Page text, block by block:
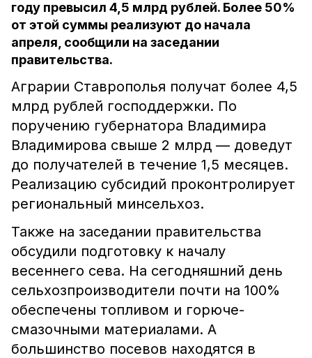
году превысил 4,5 млрд рублей. Более 50%
от этой суммы реализуют до начала
апреля, сообщили на заседании
правительства.
Аграрии Ставрополья получат более 4,5
млрд рублей господдержки. По
поручению губернатора Владимира
Владимирова свыше 2 млрд — доведут
до получателей в течение 1,5 месяцев.
Реализацию субсидий проконтролирует
региональный минсельхоз.
Также на заседании правительства
обсудили подготовку к началу
весеннего сева. На сегодняшний день
сельхозпроизводители почти на 100%
обеспечены топливом и горюче-
смазочными материалами. А
большинство посевов находятся в